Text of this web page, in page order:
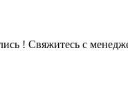
! Свяжитесь с